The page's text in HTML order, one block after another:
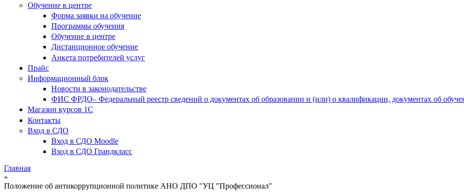
Обучение в центре
Форма заявки на обучение
Программы обучения
Обучение в центре
Дистанционное обучение
Анкета потребителей услуг
Прайс
Информационный блок
Новости в законодательстве
ФИС ФРДО– Федеральный реестр сведений о документах об образовании и (или) о квалификации, документах об
Магазин курсов 1С
Контакты
Вход в СДО
Вход в СДО Moodle
Вход в СДО Грандкласс
Вы здесь
Главная
»
Положение об антикоррупционной политике АНО ДПО "УЦ "Профессионал"